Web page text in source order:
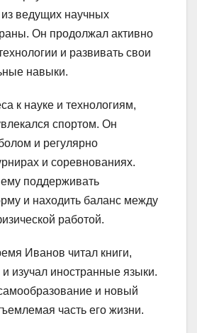
ведущих научных
Он продолжал активно
и развивать свои
навыки.
к науке и технологиям,
спортом. Он
и регулярно
и соревнованиях.
поддерживать
и находить баланс между
работой.
Иванов читал книги,
изучал иностранные языки.
и новый
часть его жизни.